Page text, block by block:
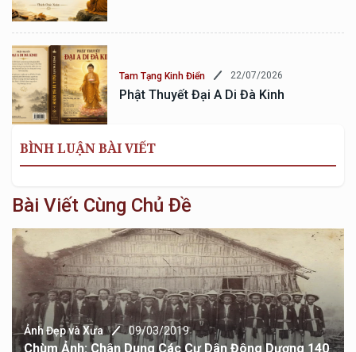
Tam Tạng Kinh Điển 22/07/2026
Phật Thuyết Đại A Di Đà Kinh
BÌNH LUẬN BÀI VIẾT
Bài Viết Cùng Chủ Đề
Ảnh Đẹp và Xưa 09/03/2019
Chùm Ảnh: Chân Dung Các Cư Dân Đông Dương 140